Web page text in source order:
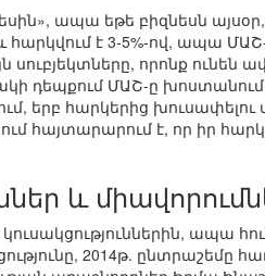
ապա եթե բիզնեսն
է 3-5%-ով, ապա
որոնք ունեն
դեպքում ՄԱՇ-ը խոստանում
երբ հարկերից
հայտարարում է, որ իր
և
կուսակցություններին,
2014թ.